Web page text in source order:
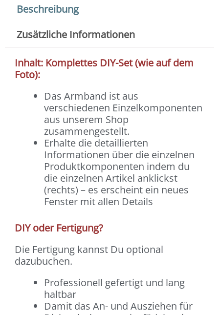
Beschreibung
Zusätzliche Informationen
Inhalt: Komplettes DIY-Set (wie auf dem
Foto):
Das Armband ist aus
verschiedenen Einzelkomponenten
aus unserem Shop
zusammengestellt.
Erhalte die detaillierten
Informationen über die einzelnen
Produktkomponenten indem du
die einzelnen Artikel anklickst
(rechts) – es erscheint ein neues
Fenster mit allen Details
DIY oder Fertigung?
Die Fertigung kannst Du optional
dazubuchen.
Professionell gefertigt und lang
haltbar
Damit das An- und Ausziehen für